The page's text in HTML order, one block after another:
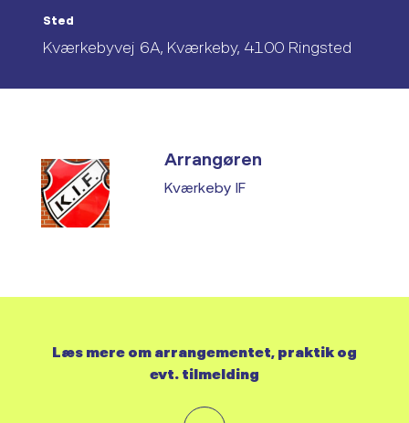
Sted
Kværkebyvej 6A, Kværkeby, 4100 Ringsted
Arrangøren
Kværkeby IF
Læs mere om arrangementet, praktik og
evt. tilmelding